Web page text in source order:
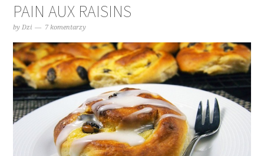
PAIN AUX RAISINS
byDzi 7 komentarzy